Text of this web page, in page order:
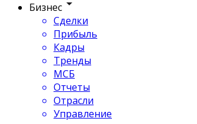
Бизнес
Сделки
Прибыль
Кадры
Тренды
МСБ
Отчеты
Отрасли
Управление